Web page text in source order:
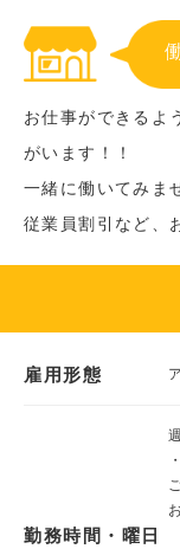
お仕事ができるよ
がいます！！
一緒に働いてみま
従業員割引など、
雇用形態
勤務時間・曜日